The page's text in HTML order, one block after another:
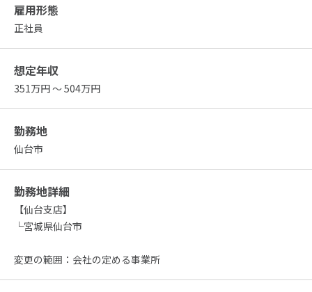
雇用形態
正社員
想定年収
351万円 ～ 504万円
勤務地
仙台市
勤務地詳細
【仙台支店】
└宮城県仙台市
変更の範囲：会社の定める事業所